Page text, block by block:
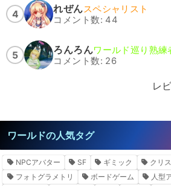
4 れぜんスペシャリスト
コメント数: 44
5 ろんろんワールド巡り熟練
コメント数: 26
レ
ワールドの人気タグ
NPCアバター SF ギミック クリ
フォトグラメトリ
ボードゲーム 人型